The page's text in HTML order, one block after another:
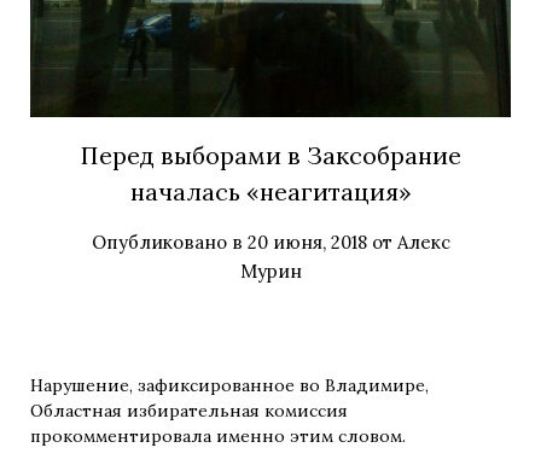
Перед выборами в Заксобрание
началась «неагитация»
Опубликовано в 20 июня, 2018от Алекс
Мурин
Нарушение, зафиксированное во Владимире,
Областная избирательная комиссия
прокомментировала именно этим словом.